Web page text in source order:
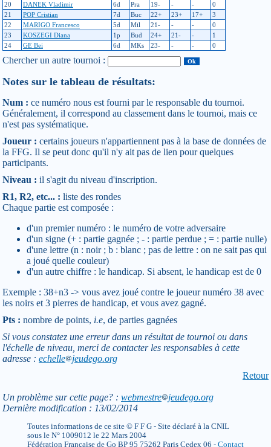
20
DANEK Vladimir 6d Pra 19- - -
0
21
POP Cristian 7d Buc 22+ 23+ 17+
3
22
MARIGO Francesco 5d Mil 21- - -
0
23
KOSZEGI Diana 1p Bud 24+ 21- -
1
24
GE Bei 6d MKs 23- - - 0
Chercher un autre tournoi :
Notes sur le tableau de résultats:
Num : ce numéro nous est fourni par le responsable du tournoi.
Généralement, il correspond au classement dans le tournoi, mais ce
n'est pas systématique.
Joueur : certains joueurs n'appartiennent pas à la base de données de
la FFG. Il se peut donc qu'il n'y ait pas de lien pour quelques
participants.
Niveau : il s'agit du niveau d'inscription.
R1, R2, etc... : liste des rondes
Chaque partie est composée :
d'un premier numéro : le numéro de votre adversaire
d'un signe (+ : partie gagnée ; - : partie perdue ; = : partie nulle)
d'une lettre (n : noir ; b : blanc ; pas de lettre : on ne sait pas qui
a joué quelle couleur)
d'un autre chiffre : le handicap. Si absent, le handicap est de 0
Exemple : 38+n3 -> vous avez joué contre le joueur numéro 38 avec
les noirs et 3 pierres de handicap, et vous avez gagné.
Pts : nombre de points, i.e, de parties gagnées
Si vous constatez une erreur dans un résultat de tournoi ou dans
l'échelle de niveau, merci de contacter les responsables à cette
adresse : echelle
jeudego.org
Retour
Un problème sur cette page? : webmestre
jeudego.org
Dernière modification : 13/02/2014
Toutes informations de ce site © F F G - Site déclaré à la CNIL
sous le N° 1009012 le 22 Mars 2004
Fédération Française de Go BP 95 75262 Paris Cedex 06 - Contact